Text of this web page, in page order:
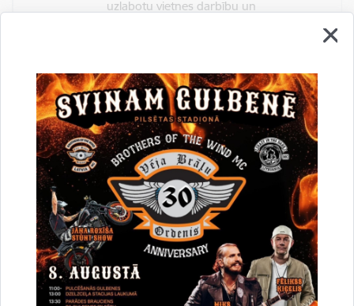
uzlabotu vietnes darbību un
statistisko datu iegūšanai par to, kā
apmeklētājs izmanto vietni.
2 gadi
_gat
Statistikas sīkdatnes (nepieciešamas, lai
uzlabotu vietnes darbību un
pakalpojumus)
Izmanto Google Analytics, lai samazinātu